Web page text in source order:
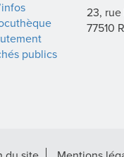
publics
23, rue
77510